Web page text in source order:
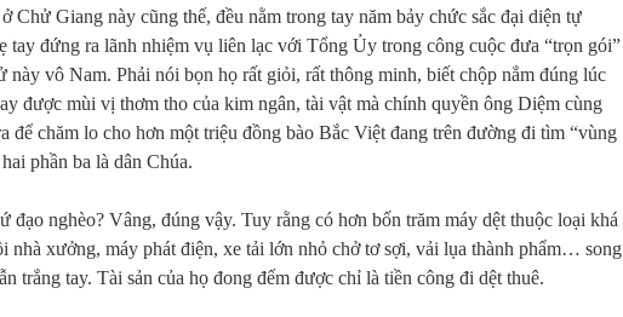
Chử Giang này cũng thế, đều nằm trong tay năm bảy chức sắc đại diện tự
tay đứng ra lãnh nhiệm vụ liên lạc với Tổng Ủy trong công cuộc đưa “trọn gói”
này vô Nam. Phải nói bọn họ rất giỏi, rất thông minh, biết chộp nắm đúng lúc
được mùi vị thơm tho của kim ngân, tài vật mà chính quyền ông Diệm cùng
để chăm lo cho hơn một triệu đồng bào Bắc Việt đang trên đường đi tìm “vùng
phần ba là dân Chúa.
đạo nghèo? Vâng, đúng vậy. Tuy rằng có hơn bốn trăm máy dệt thuộc loại khá
nhà xưởng, máy phát điện, xe tải lớn nhỏ chở tơ sợi, vải lụa thành phẩm… song
trắng tay. Tài sản của họ đong đếm được chỉ là tiền công đi dệt thuê.